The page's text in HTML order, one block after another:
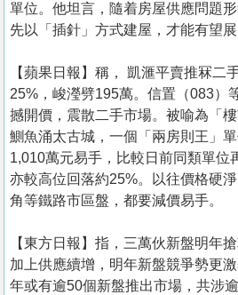
單位。他坦言，隨着房屋供應問題
先以「插針」方式建屋，才能有望展
【蘋果日報】稱， 凱滙平賣推冧二
25%，峻瀅劈195萬。信置（083）
撼開價，震散二手市場。被喻為「
鰂魚涌太古城，一個「兩房則王」
1,010萬元易手，比較日前同類單位
亦較高位回落約25%。以往價格硬
角等鐵路市區盤，都要減價易手。
【東方日報】指，三萬伙新盤明年
加上供應續增，明年新盤競爭勢更
年或有逾50個新盤推出市場，共涉